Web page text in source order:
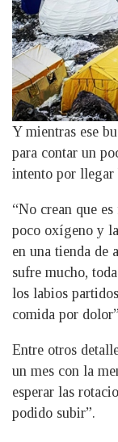
Y mientras ese
para contar un
intento por llegar
“No crean que
poco oxígeno y
en una tienda de
sufre mucho,
los labios
comida por
Entre otros
un mes con la
esperar las
podido subir”.